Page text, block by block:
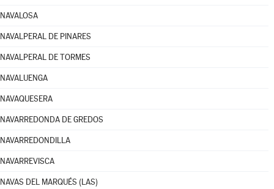
NAVALOSA
NAVALPERAL DE PINARES
NAVALPERAL DE TORMES
NAVALUENGA
NAVAQUESERA
NAVARREDONDA DE GREDOS
NAVARREDONDILLA
NAVARREVISCA
NAVAS DEL MARQUÉS (LAS)